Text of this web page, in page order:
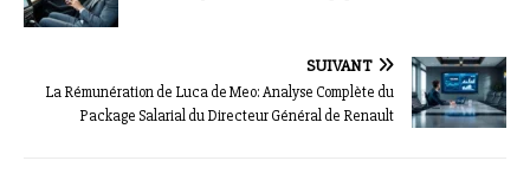
SUIVANT
La Rémunération de Luca de Meo: Analyse Complète du
Package Salarial du Directeur Général de Renault